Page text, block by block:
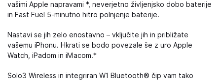
vašimi Apple napravami *, neverjetno življenjsko dobo baterije
in Fast Fuel 5-minutno hitro polnjenje baterije.
Nastavi se jih zelo enostavno – vključite jih in približate
vašemu iPhonu. Hkrati se bodo povezale še z uro Apple
Watch, iPadom in iMacom.*
Solo3 Wireless in integriran W1 Bluetooth® čip vam tako